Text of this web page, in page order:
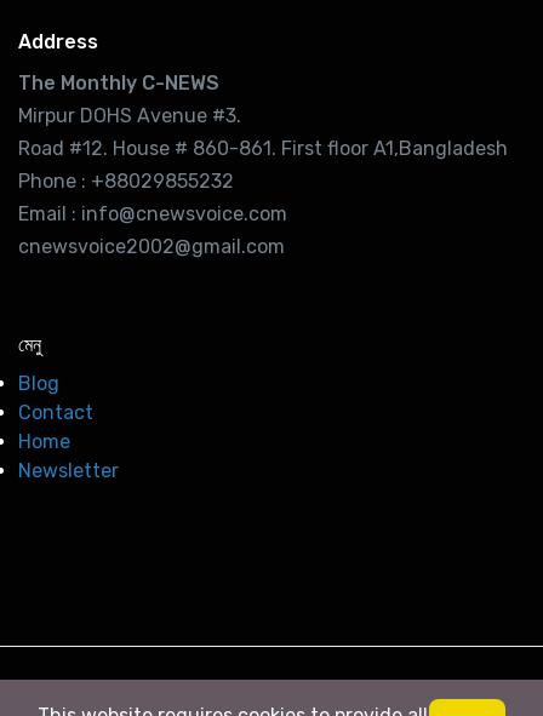
Address
The Monthly C-NEWS
Mirpur DOHS Avenue #3.
Road #12. House # 860-861. First floor A1,Bangladesh
Phone : +88029855232
Email : info@cnewsvoice.com
cnewsvoice2002@gmail.com
মেনু
Blog
Contact
Home
Newsletter
© 2026 সি নিউজ . All right Reserved